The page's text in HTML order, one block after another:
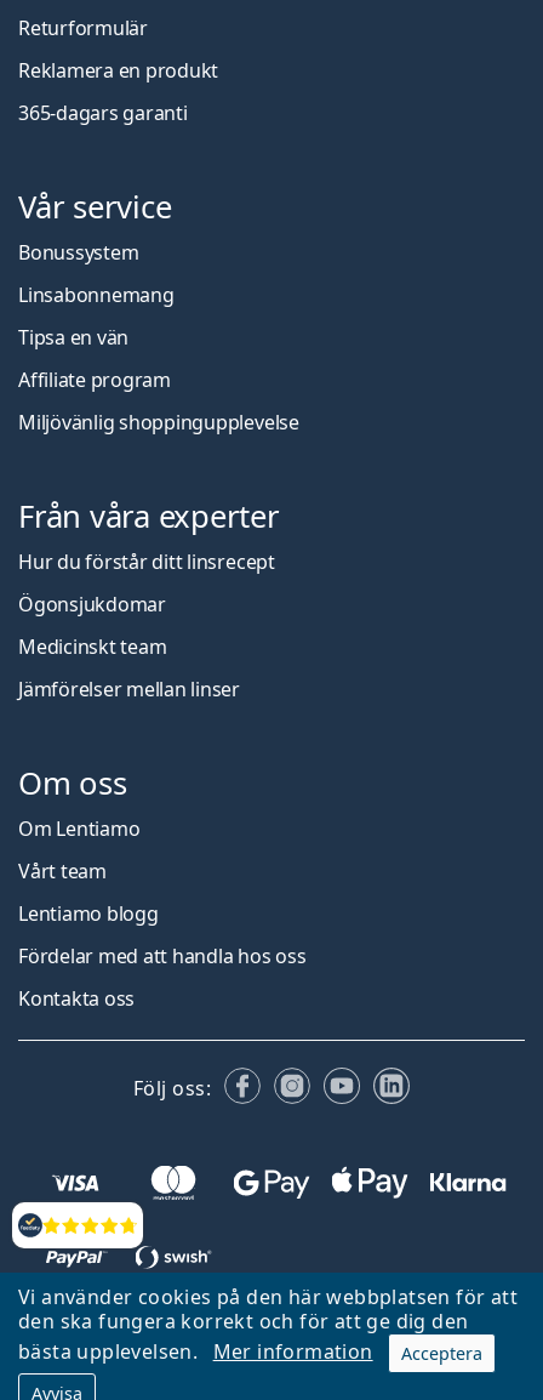
Vi använder cookies på den här webbplatsen för att
den ska fungera korrekt och för att ge dig den
bästa upplevelsen.
Mer information
Acceptera
Avvisa
Recensioner
Returformulär
Reklamera en produkt
365-dagars garanti
Vår service
Bonussystem
Linsabonnemang
Tipsa en vän
Affiliate program
Miljövänlig shoppingupplevelse
Från våra experter
Hur du förstår ditt linsrecept
Ögonsjukdomar
Medicinskt team
Jämförelser mellan linser
Om oss
Om Lentiamo
Vårt team
Lentiamo blogg
Fördelar med att handla hos oss
Kontakta oss
Följ oss: FacebookInstagram
YouTubeLinkedIn
Tillbaka till startsidan
Gå upp
Lentiamo.se ägs och drivs av Lentiamo s.r.o., Tjeckien